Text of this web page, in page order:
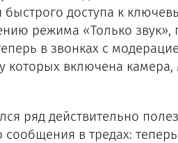
доступа к
режима «Только звук»,
в звонках с
которых включена
ряд действительно
в тредах: